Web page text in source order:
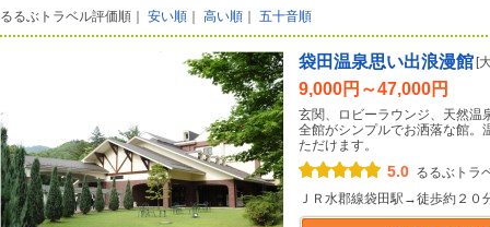
るるぶトラベル評価順 安い順 高い順 五十音順
袋田温泉思い出浪漫館 [
9,000円～47,000円
玄関、ロビーラウンジ、天然温
全館がシンプルでお洒落な館。
ただけます。
5.0 るるぶトラ
ＪＲ水郡線袋田駅→徒歩約２０